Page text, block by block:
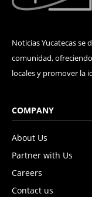
Noticias Yucatecas se
comunidad,
locales y promover la
COMPANY
About Us
Partner with Us
Careers
Contact us